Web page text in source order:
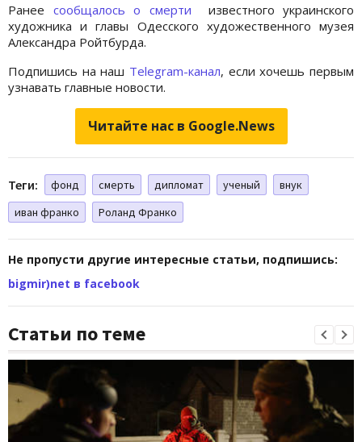
Ранее сообщалось о смерти известного украинского
художника и главы Одесского художественного музея
Александра Ройтбурда.
Подпишись на наш Telegram-канал, если хочешь первым
узнавать главные новости.
Читайте нас в Google.News
Теги: фонд смерть дипломат ученый
внук
иван франко
Роланд Франко
Не пропусти другие интересные статьи, подпишись:
bigmir)net в facebook
Статьи по теме